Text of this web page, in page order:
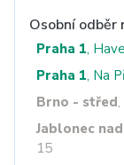
Osobní odběr
Praha 1,
Praha 1, Na
Brno - střed
Jablonec
15